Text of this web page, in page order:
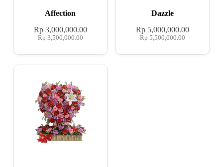
Affection
Rp3,500,000.00
Rp3,000,000.00
Dazzle
Rp5,500,000.00
Rp 5,000,000.00